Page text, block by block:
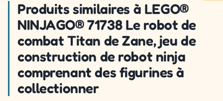
Produits similaires à LEGO®
NINJAGO® 71738 Le robot de
combat Titan de Zane, jeu de
construction de robot ninja
comprenant des figurines à
collectionner